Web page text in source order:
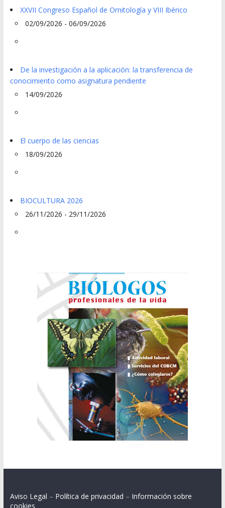
XXVII Congreso Español de Ornitología y VIII Ibérico
02/09/2026 - 06/09/2026
De la investigación a la aplicación: la transferencia de
conocimiento como asignatura pendiente
14/09/2026
El cuerpo de las ciencias
18/09/2026
BIOCULTURA 2026
26/11/2026 - 29/11/2026
Aviso Legal – Política de privacidad – Información sobre
cookies